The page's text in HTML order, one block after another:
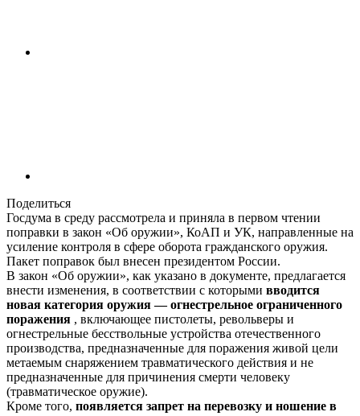
Поделиться
Госдума в среду рассмотрела и приняла в первом чтении
поправки в закон «Об оружии», КоАП и УК, направленные на
усиление контроля в сфере оборота гражданского оружия.
Пакет поправок был внесен президентом России.
В закон «Об оружии», как указано в документе, предлагается
внести изменения, в соответствии с которыми вводится
новая категория оружия — огнестрельное ограниченного
поражения , включающее пистолеты, револьверы и
огнестрельные бесствольные устройства отечественного
производства, предназначенные для поражения живой цели
метаемым снаряжением травматического действия и не
предназначенные для причинения смерти человеку
(травматическое оружие).
Кроме того, появляется запрет на перевозку и ношение в